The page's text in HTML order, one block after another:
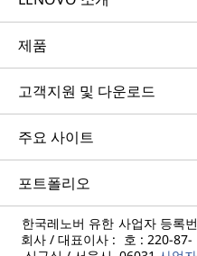
제품
고객지원 및 다운로드
주요 사이트
포트폴리오
한국레노버 유한
회사 / 대표이사 :
사업자 등록번
호 : 220-87-